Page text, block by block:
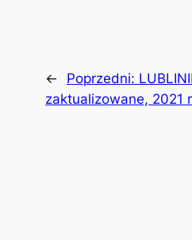
← Poprzedni:
zaktualizowane, 2021